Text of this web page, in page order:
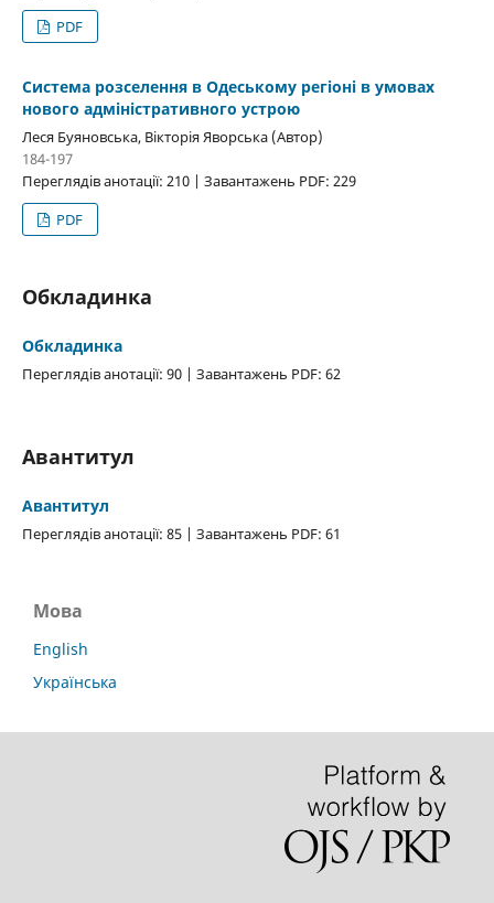
PDF
Система розселення в Одеському регіоні в умовах
нового адміністративного устрою
Леся Буяновська, Вікторія Яворська (Автор)
184-197
Переглядів анотації: 210 | Завантажень PDF: 229
PDF
Обкладинка
Обкладинка
Переглядів анотації: 90 | Завантажень PDF: 62
Авантитул
Авантитул
Переглядів анотації: 85 | Завантажень PDF: 61
Мова
English
Українська